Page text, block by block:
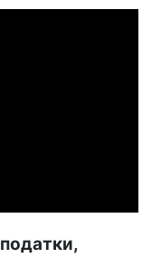
податки,